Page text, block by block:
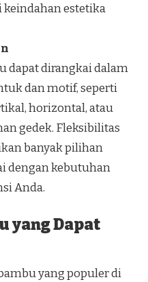
estetika
dapat dirangkai dalam
dan motif, seperti
horizontal, atau
gedek. Fleksibilitas
banyak pilihan
dengan kebutuhan
Anda.
yang Dapat
yang populer di